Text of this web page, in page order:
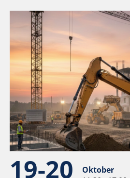
19-20
Oktober